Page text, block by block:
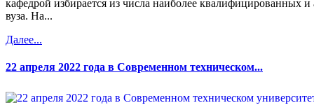
кафедрой избирается из числа наиболее квалифицированных
вуза. На...
Далее...
22 апреля 2022 года в Современном техническом...